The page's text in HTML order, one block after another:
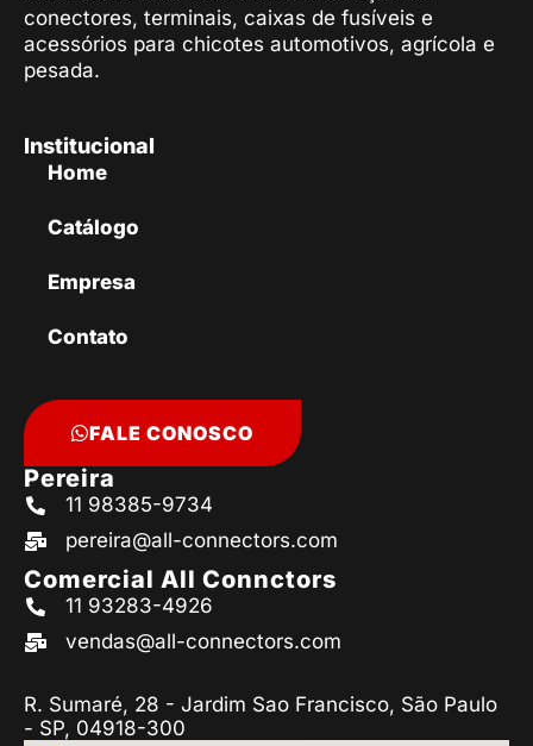
conectores, terminais, caixas de fusíveis e
acessórios para chicotes automotivos, agrícola e
pesada.
Institucional
Home
Catálogo
Empresa
Contato
FALE CONOSCO
Pereira
11 98385-9734
pereira@all-connectors.com
Comercial All Connctors
11 93283-4926
vendas@all-connectors.com
R. Sumaré, 28 - Jardim Sao Francisco, São Paulo
- SP, 04918-300